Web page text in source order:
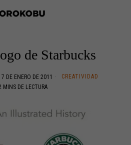
de Starbucks
7 DE ENERO DE 2011
CREATIVIDAD
MINS DE LECTURA